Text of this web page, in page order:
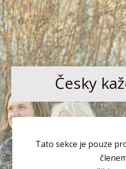
Česky
Tato sekce je pouze